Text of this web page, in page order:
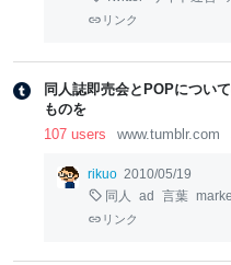
リンク
同人誌即売会とPOPについ
ものを
107 users
www.tumblr.com
rikuo 2010/05/19
同人
ad 言葉
リンク